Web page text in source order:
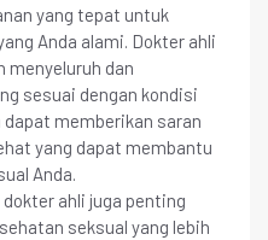
yang tepat untuk
Anda alami. Dokter ahli
menyeluruh dan
sesuai dengan kondisi
dapat memberikan saran
yang dapat membantu
Anda.
ahli juga penting
seksual yang lebih